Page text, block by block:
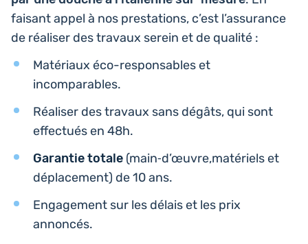
faisant appel à nos pres­ta­tions, c’est l’as­su­rance
de réa­li­ser des travaux serein et de qualité :
Maté­riaux éco-res­pon­sables et
incomparables.
Réa­li­ser des travaux sans dégâts, qui sont
effec­tués en 48h.
Garan­tie totale (main‑d’œuvre,matériels et
dépla­ce­ment) de 10 ans.
Enga­ge­ment sur les délais et les prix
annoncés.